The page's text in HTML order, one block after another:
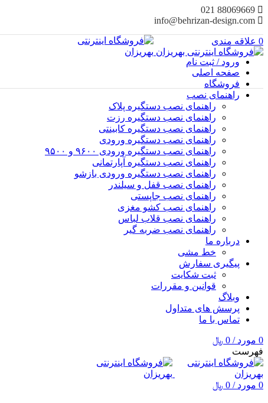
88069669 021
info@behrizan-design.com
0 علاقه مندی
ورود / ثبت نام
صفحه اصلی
فروشگاه
راهنمای نصب
راهنمای نصب دستگیره پلاک
راهنمای نصب‌ دستگیره رزت
راهنمای نصب دستگیره کابینتی
راهنمای نصب دستگیره ورودی
راهنمای نصب دستگیره ورودی ۹۶۰۰ و ۹۵۰۰
راهنمای نصب دستگیره آپارتمانی
راهنمای نصب دستگیره ورودی بازشو
راهنمای نصب قفل و سیلندر
راهنمای نصب جاپستی
راهنمای نصب کشو مغزی
راهنمای نصب قلاب لباس
راهنمای نصب ضربه گیر
درباره ما
خط مشی
پیگیری سفارش
ثبت شکایت
قوانین و مقررات
وبلاگ
پرسش های متداول
تماس با ما
0 مورد /
0 ﷼
فهرست
0 مورد /
0 ﷼